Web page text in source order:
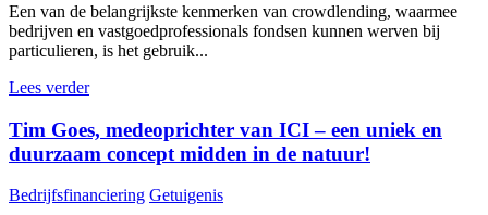
Een van de belangrijkste kenmerken van crowdlending, waarmee
bedrijven en vastgoedprofessionals fondsen kunnen werven bij
particulieren, is het gebruik...
Lees verder
Tim Goes, medeoprichter van ICI – een uniek en
duurzaam concept midden in de natuur!
Bedrijfsfinanciering Getuigenis